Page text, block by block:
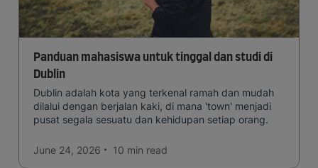
Panduan mahasiswa untuk tinggal dan studi di
Dublin
Dublin adalah kota yang terkenal ramah dan mudah
dilalui dengan berjalan kaki, di mana 'town' menjadi
pusat segala sesuatu dan kehidupan setiap orang.
June 24, 2026 10 min read